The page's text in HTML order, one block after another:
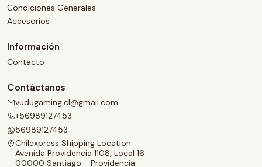
Condiciones Generales
Accesorios
Información
Contacto
Contáctanos
vudugaming.cl@gmail.com
+56989127453
56989127453
Chilexpress Shipping Location
Avenida Providencia 1108, Local 16
00000 Santiago - Providencia